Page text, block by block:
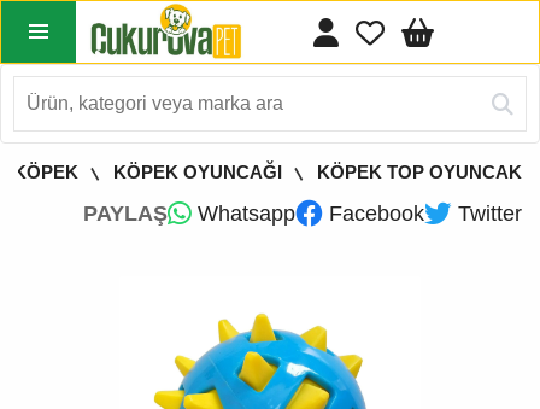
KÖPEK KÖPEK OYUNCAĞI KÖPEK TOP OYUNCAK
PAYLAŞ Whatsapp Facebook Twitter